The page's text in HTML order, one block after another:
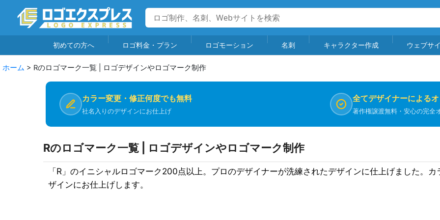
初めての方へ ロゴ料金・プラン ロゴモーション 名刺 キャラクター作成 ウェブサ
ホーム > Rのロゴマーク一覧 | ロゴデザインやロゴマーク制作
カラー変更・修正何度でも無料
社名入りのデザインにお仕上げ
全てデザイナーによる
著作権譲渡無料・安心の完全
Rのロゴマーク一覧 | ロゴデザインやロゴマーク制作
「R」のイニシャルロゴマーク200点以上。プロのデザイナーが洗練されたデザインに仕上げました。
ザインにお仕上げします。